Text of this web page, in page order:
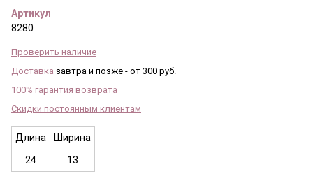
Артикул
8280
Проверить наличие
Доставка завтра и позже - от 300 руб.
100% гарантия возврата
Скидки постоянным клиентам
Длина
Ширина
24
13